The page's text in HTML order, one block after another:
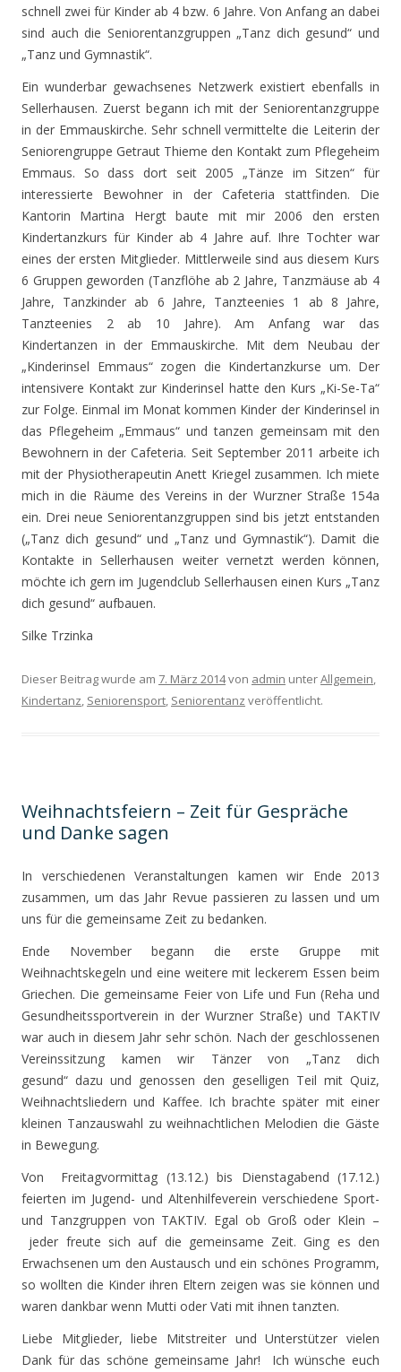
schnell zwei für Kinder ab 4 bzw. 6 Jahre. Von Anfang an dabei
sind auch die Seniorentanzgruppen „Tanz dich gesund“ und
„Tanz und Gymnastik“.
Ein wunderbar gewachsenes Netzwerk existiert ebenfalls in
Sellerhausen. Zuerst begann ich mit der Seniorentanzgruppe
in der Emmauskirche. Sehr schnell vermittelte die Leiterin der
Seniorengruppe Getraut Thieme den Kontakt zum Pflegeheim
Emmaus. So dass dort seit 2005 „Tänze im Sitzen“ für
interessierte Bewohner in der Cafeteria stattfinden. Die
Kantorin Martina Hergt baute mit mir 2006 den ersten
Kindertanzkurs für Kinder ab 4 Jahre auf. Ihre Tochter war
eines der ersten Mitglieder. Mittlerweile sind aus diesem Kurs
6 Gruppen geworden (Tanzflöhe ab 2 Jahre, Tanzmäuse ab 4
Jahre, Tanzkinder ab 6 Jahre, Tanzteenies 1 ab 8 Jahre,
Tanzteenies 2 ab 10 Jahre). Am Anfang war das
Kindertanzen in der Emmauskirche. Mit dem Neubau der
„Kinderinsel Emmaus“ zogen die Kindertanzkurse um. Der
intensivere Kontakt zur Kinderinsel hatte den Kurs „Ki-Se-Ta“
zur Folge. Einmal im Monat kommen Kinder der Kinderinsel in
das Pflegeheim „Emmaus“ und tanzen gemeinsam mit den
Bewohnern in der Cafeteria. Seit September 2011 arbeite ich
mit der Physiotherapeutin Anett Kriegel zusammen. Ich miete
mich in die Räume des Vereins in der Wurzner Straße 154a
ein. Drei neue Seniorentanzgruppen sind bis jetzt entstanden
(„Tanz dich gesund“ und „Tanz und Gymnastik“). Damit die
Kontakte in Sellerhausen weiter vernetzt werden können,
möchte ich gern im Jugendclub Sellerhausen einen Kurs „Tanz
dich gesund“ aufbauen.
Silke Trzinka
Dieser Beitrag wurde am 7. März 2014von admin unterAllgemein,
Kindertanz, Seniorensport, Seniorentanz veröffentlicht.
Weihnachtsfeiern – Zeit für Gespräche
und Danke sagen
In verschiedenen Veranstaltungen kamen wir Ende 2013
zusammen, um das Jahr Revue passieren zu lassen und um
uns für die gemeinsame Zeit zu bedanken.
Ende November begann die erste Gruppe mit
Weihnachtskegeln und eine weitere mit leckerem Essen beim
Griechen. Die gemeinsame Feier von Life und Fun (Reha und
Gesundheitssportverein in der Wurzner Straße) und TAKTIV
war auch in diesem Jahr sehr schön. Nach der geschlossenen
Vereinssitzung kamen wir Tänzer von „Tanz dich
gesund“ dazu und genossen den geselligen Teil mit Quiz,
Weihnachtsliedern und Kaffee. Ich brachte später mit einer
kleinen Tanzauswahl zu weihnachtlichen Melodien die Gäste
in Bewegung.
Von Freitagvormittag (13.12.) bis Dienstagabend (17.12.)
feierten im Jugend- und Altenhilfeverein verschiedene Sport-
und Tanzgruppen von TAKTIV. Egal ob Groß oder Klein –
jeder freute sich auf die gemeinsame Zeit. Ging es den
Erwachsenen um den Austausch und ein schönes Programm,
so wollten die Kinder ihren Eltern zeigen was sie können und
waren dankbar wenn Mutti oder Vati mit ihnen tanzten.
Liebe Mitglieder, liebe Mitstreiter und Unterstützer vielen
Dank für das schöne gemeinsame Jahr! Ich wünsche euch